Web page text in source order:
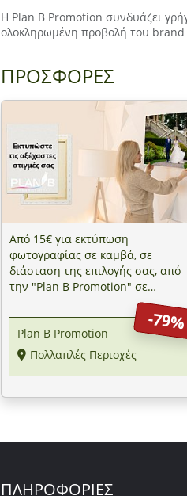
Η Plan B Promotion συνδυάζει
ολοκληρωμένη προβολή του brand
ΠΡΟΣΦΟΡΕΣ
Από 15€ για εκτύπωση
φωτογραφίας σε καμβά, σε
διάσταση της επιλογής σας, από
την "Plan B Promotion" σε
-79%
Plan B Promotion
Πολλαπλές Περιοχές
ΠΛΗΡΟΦΟΡΙΕΣ